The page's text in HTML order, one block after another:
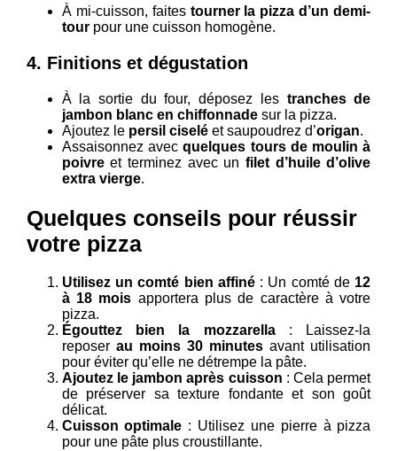
À mi-cuisson, faites tourner la pizza d’un demi-
tourpour une cuisson homogène.
4. Finitions et dégustation
À la sortie du four, déposez les tranches de
jambon blanc en chiffonnadesur la pizza.
Ajoutez le persil ciseléet saupoudrez d’origan.
Assaisonnez avecquelques tours de moulin à
poivreet terminez avec unfilet d’huile d’olive
extra vierge.
Quelques conseils pour réussir
votre pizza
Utilisez un comté bien affiné: Un comté de 12
à 18 mois apportera plus de caractère à votre
pizza.
Égouttez bien la mozzarella: Laissez-la
reposer au moins 30 minutes avant utilisation
pour éviter qu’elle ne détrempe la pâte.
Ajoutez le jambon après cuisson : Cela permet
de préserver sa texture fondante et son goût
délicat.
Cuisson optimale : Utilisez une pierre à pizza
pour une pâte plus croustillante.